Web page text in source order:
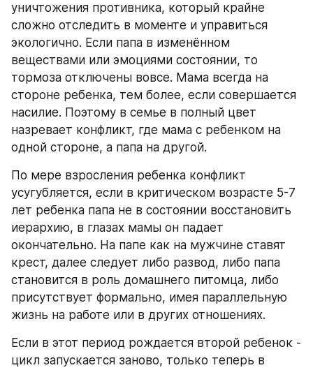
уничтожения противника, который крайне
сложно отследить в моменте и управиться
экологично. Если папа в изменённом
веществами или эмоциями состоянии, то
тормоза отключены вовсе. Мама всегда на
стороне ребенка, тем более, если совершается
насилие. Поэтому в семье в полный цвет
назревает конфликт, где мама с ребенком на
одной стороне, а папа на другой.
По мере взросления ребенка конфликт
усугубляется, если в критическом возрасте 5-7
лет ребенка папа не в состоянии восстановить
иерархию, в глазах мамы он падает
окончательно. На папе как на мужчине ставят
крест, далее следует либо развод, либо папа
становится в роль домашнего питомца, либо
присутствует формально, имея параллельную
жизнь на работе или в других отношениях.
Если в этот период рождается второй ребенок -
цикл запускается заново, только теперь в